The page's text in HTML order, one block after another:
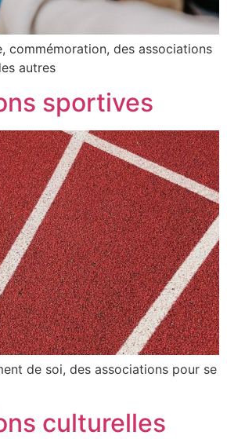
commémoration, des associations
autres
sportives
de soi, des associations pour se
culturelles